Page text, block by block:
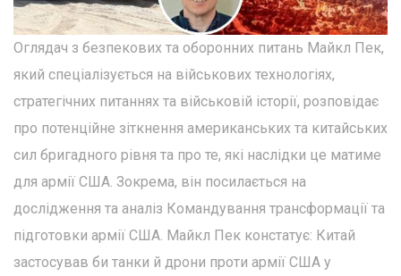
Оглядач з безпекових та оборонних питань Майкл Пек,
який спеціалізується на військових технологіях,
стратегічних питаннях та військовій історії, розповідає
про потенційне зіткнення американських та китайських
сил бригадного рівня та про те, які наслідки це матиме
для армії США. Зокрема, він посилається на
дослідження та аналіз Командування трансформації та
підготовки армії США. Майкл Пек констатує: Китай
застосував би танки й дрони проти армії США у